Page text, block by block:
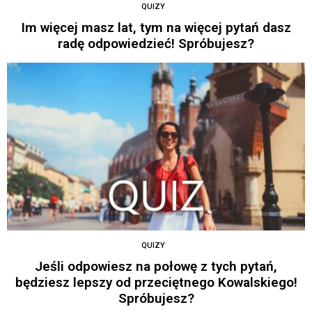
QUIZY
Im więcej masz lat, tym na więcej pytań dasz
radę odpowiedzieć! Spróbujesz?
QUIZY
Jeśli odpowiesz na połowę z tych pytań,
będziesz lepszy od przeciętnego Kowalskiego!
Spróbujesz?